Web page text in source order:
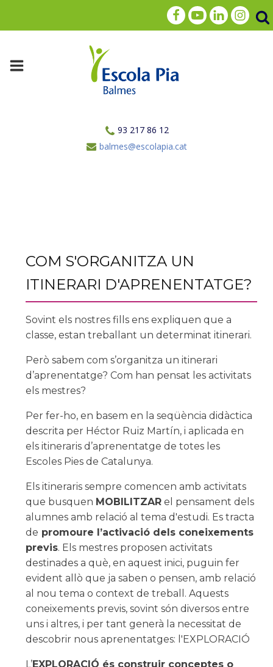
93 217 86 12
balmes@escolapia.cat
COM S'ORGANITZA UN
ITINERARI D'APRENENTATGE?
Sovint els nostres fills ens expliquen que a
classe, estan treballant un determinat itinerari.
Però sabem com s’organitza un itinerari
d’aprenentatge? Com han pensat les activitats
els mestres?
Per fer-ho, en basem en la seqüència didàctica
descrita per Héctor Ruiz Martín, i aplicada en
els itineraris d’aprenentatge de totes les
Escoles Pies de Catalunya.
Els itineraris sempre comencen amb activitats
que busquen MOBILITZAR el pensament dels
alumnes amb relació al tema d'estudi. Es tracta
de promoure l’activació dels coneixements
previs. Els mestres proposen activitats
destinades a què, en aquest inici, puguin fer
evident allò que ja saben o pensen, amb relació
al nou tema o context de treball. Aquests
coneixements previs, sovint són diversos entre
uns i altres, i per tant generà la necessitat de
descobrir nous aprenentatges: l'EXPLORACIÓ
L’EXPLORACIÓ és construir conceptes o